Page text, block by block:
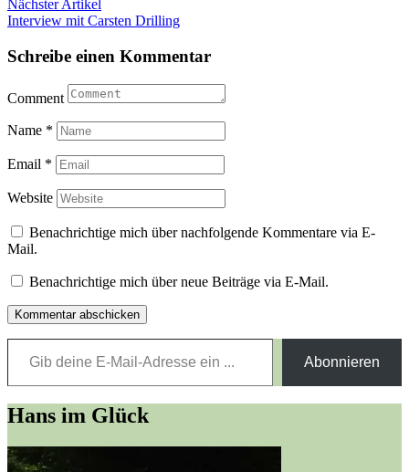
Nächster Artikel
Interview mit Carsten Drilling
Schreibe einen Kommentar
Comment
Name *
Email *
Website
Benachrichtige mich über nachfolgende Kommentare via E-
Mail.
Benachrichtige mich über neue Beiträge via E-Mail.
Gib deine E-Mail-Adresse ein ...
Abonnieren
Hans im Glück